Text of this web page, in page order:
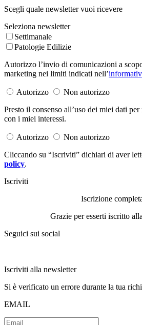
Scegli quale newsletter vuoi ricevere
Seleziona newsletter
Settimanale
Patologie Edilizie
Autorizzo l’invio di comunicazioni a
marketing nei limiti indicati nell’
Autorizzo
Non autorizzo
Presto il consenso all’uso dei miei dati
con i miei interessi.
Autorizzo
Non autorizzo
Cliccando su “Iscriviti” dichiari di aver
policy.
Iscriviti
Iscrizione
Grazie per esserti iscritto
Seguici sui social
Iscriviti alla newsletter
Si è verificato un errore durante la tua
EMAIL